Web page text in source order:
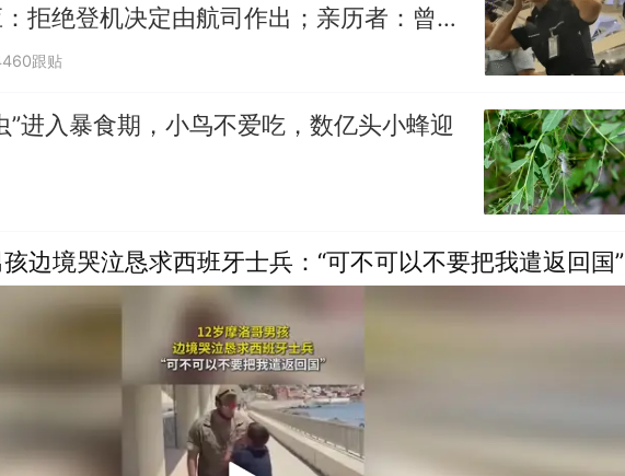
拒绝登机决定由航司作出；亲历者：曾承
兑现
跟贴
”进入暴食期，小鸟不爱吃，数亿头小蜂迎
边境哭泣恳求西班牙士兵：“可不可以不要把我遣返回国”